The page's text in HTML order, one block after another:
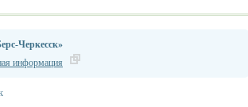
Черкесск»
информация